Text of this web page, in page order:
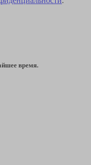
время.